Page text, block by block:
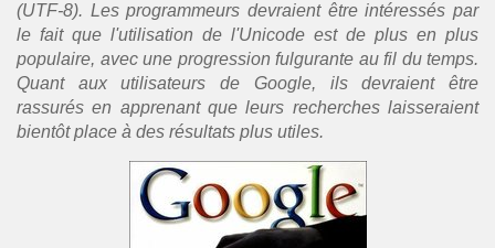
(UTF-8). Les programmeurs devraient être intéressés par
le fait que l'utilisation de l'Unicode est de plus en plus
populaire, avec une progression fulgurante au fil du temps.
Quant aux utilisateurs de Google, ils devraient être
rassurés en apprenant que leurs recherches laisseraient
bientôt place à des résultats plus utiles.